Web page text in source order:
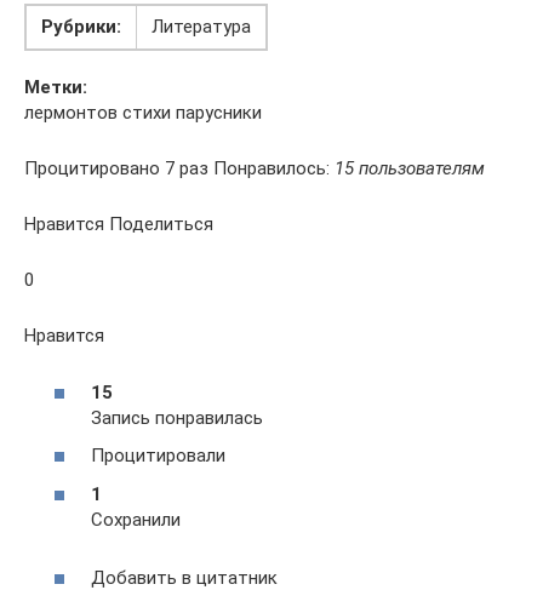
Рубрики: Литература
Метки:
лермонтов стихи парусники
Процитировано 7 раз Понравилось: 15 пользователям
Нравится Поделиться
0
Нравится
15
Запись понравилась
Процитировали
1
Сохранили
Добавить в цитатник